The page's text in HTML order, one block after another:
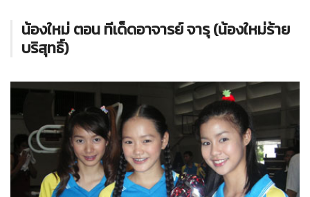
น้องใหม่ ตอน ทีเด็ดอาจารย์ จารุ (น้องใหม่ร้าย
บริสุทธิ์)